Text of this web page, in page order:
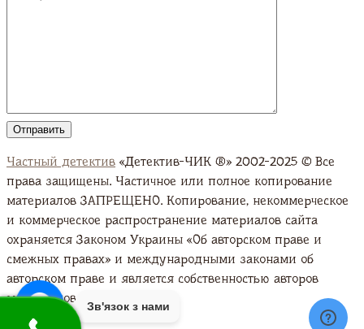
Зв'язок з нами
Частный детектив «Детектив-ЧИК ®» 2002-2025 © Все
права защищены. Частичное или полное копирование
материалов ЗАПРЕЩЕНО. Копирование, некоммерческое
и коммерческое распространение материалов сайта
охраняется Законом Украины «Об авторском праве и
смежных правах» и международными законами об
авторском праве и является собственностью авторов
материалов. Подробно